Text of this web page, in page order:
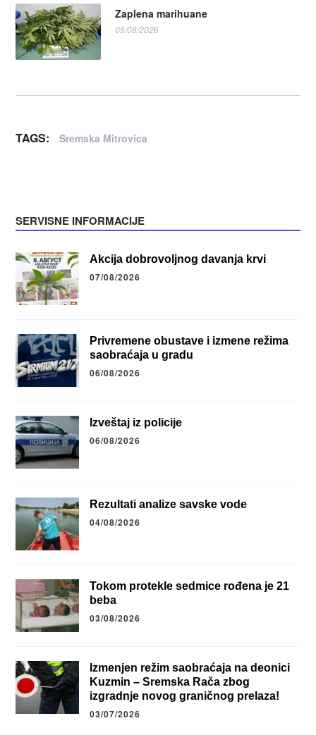
Zaplena marihuane
05/08/2026
TAGS: Sremska Mitrovica
SERVISNE INFORMACIJE
Akcija dobrovoljnog davanja krvi
07/08/2026
Privremene obustave i izmene režima
saobraćaja u gradu
06/08/2026
Izveštaj iz policije
06/08/2026
Rezultati analize savske vode
04/08/2026
Tokom protekle sedmice rođena je 21
beba
03/08/2026
Izmenjen režim saobraćaja na deonici
Kuzmin – Sremska Rača zbog
izgradnje novog graničnog prelaza!
03/07/2026